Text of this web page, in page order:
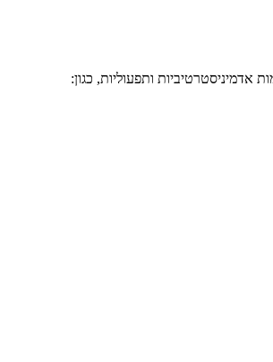
אדמיניסטרטיביות ותפעוליות, כגון: